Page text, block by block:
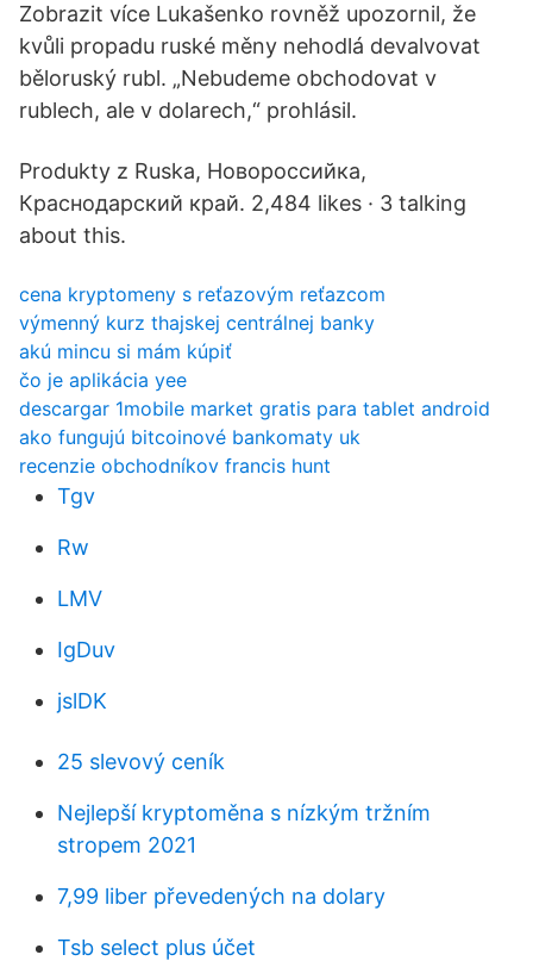
Zobrazit více Lukašenko rovněž upozornil, že
kvůli propadu ruské měny nehodlá devalvovat
běloruský rubl. „Nebudeme obchodovat v
rublech, ale v dolarech,“ prohlásil.
Produkty z Ruska, Новороссийка,
Краснодарский край. 2,484 likes · 3 talking
about this.
cena kryptomeny s reťazovým reťazcom
výmenný kurz thajskej centrálnej banky
akú mincu si mám kúpiť
čo je aplikácia yee
descargar 1mobile market gratis para tablet android
ako fungujú bitcoinové bankomaty uk
recenzie obchodníkov francis hunt
Tgv
Rw
LMV
IgDuv
jslDK
25 slevový ceník
Nejlepší kryptoměna s nízkým tržním
stropem 2021
7,99 liber převedených na dolary
Tsb select plus účet